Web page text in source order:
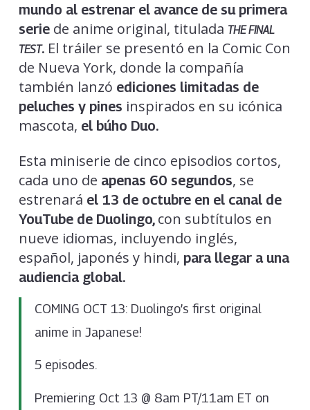
mundo al estrenar el avance de su primera
seriede anime original, titulada THE FINAL
TEST.El tráiler se presentó en la Comic Con
de Nueva York, donde la compañía
también lanzó ediciones limitadas de
peluches y pines inspirados en su icónica
mascota, el búho Duo.
Esta miniserie de cinco episodios cortos,
cada uno de apenas 60 segundos, se
estrenará el 13 de octubre en el canal de
YouTube de Duolingo, con subtítulos en
nueve idiomas, incluyendo inglés,
español, japonés y hindi, para llegar a una
audiencia global.
COMING OCT 13: Duolingo’s first original
anime in Japanese!
5 episodes.
Premiering Oct 13 @ 8am PT/11am ET on